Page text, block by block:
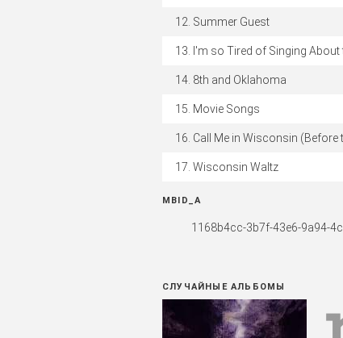
Summer Guest
I'm so Tired of Singing About
8th and Oklahoma
Movie Songs
Call Me in Wisconsin (Before
Wisconsin Waltz
MBID_A
1168b4cc-3b7f-43e6-9a94-
СЛУЧАЙНЫЕ АЛЬБОМЫ